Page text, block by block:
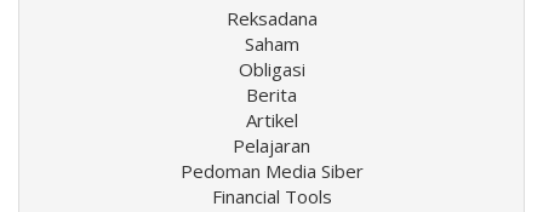
Reksadana
Saham
Obligasi
Berita
Artikel
Pelajaran
Pedoman Media Siber
Financial Tools